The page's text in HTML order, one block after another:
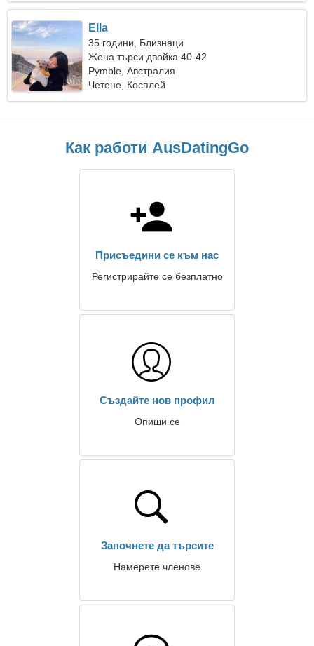
Ella
35 години, Близнаци
Жена търси двойка 40-42
Pymble, Австралия
Четене, Косплей
Как работи AusDatingGo
Присъедини се към нас
Регистрирайте се безплатно
Създайте нов профил
Опиши се
Започнете да търсите
Намерете членове